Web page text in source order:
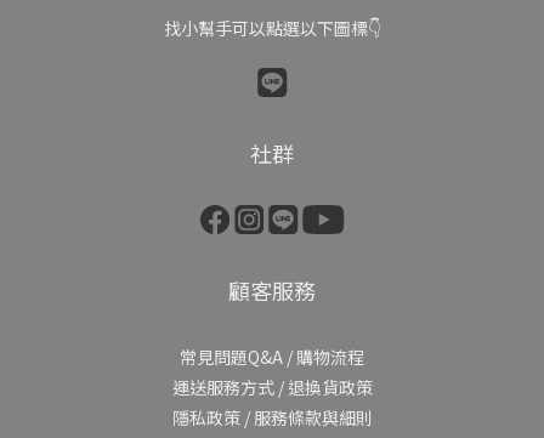
找小幫手可以點選以下圖標👇
社群
顧客服務
常見問題Q&A / 購物流程
運送服務方式/ 退換貨政策
隱私政策/ 服務條款與細則